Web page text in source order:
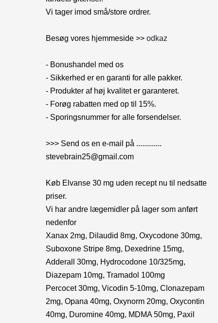
Vi tager imod små/store ordrer.
Besøg vores hjemmeside >> odkaz
- Bonushandel med os
- Sikkerhed er en garanti for alle pakker.
- Produkter af høj kvalitet er garanteret.
- Forøg rabatten med op til 15%.
- Sporingsnummer for alle forsendelser.
>>> Send os en e-mail på .............
stevebrain25@gmail.com
Køb Elvanse 30 mg uden recept nu til nedsatte
priser.
Vi har andre lægemidler på lager som anført
nedenfor
Xanax 2mg, Dilaudid 8mg, Oxycodone 30mg,
Suboxone Stripe 8mg, Dexedrine 15mg,
Adderall 30mg, Hydrocodone 10/325mg,
Diazepam 10mg, Tramadol 100mg
Percocet 30mg, Vicodin 5-10mg, Clonazepam
2mg, Opana 40mg, Oxynorm 20mg, Oxycontin
40mg, Duromine 40mg, MDMA 50mg, Paxil